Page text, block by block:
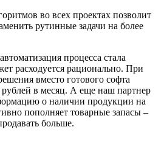
во всех проектах позволит
рутинные задачи на более
процесса стала
расходуется рационально. При
вместо готового софта
в месяц. А еще наш партнер
о наличии продукции на
пополняет товарные запасы –
больше.